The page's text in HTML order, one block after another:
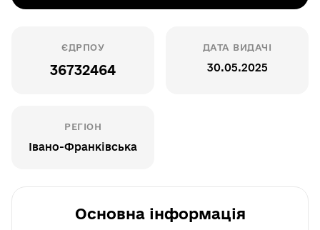
ЄДРПОУ
36732464
ДАТА ВИДАЧІ
30.05.2025
РЕГІОН
Івано-Франківська
Основна інформація